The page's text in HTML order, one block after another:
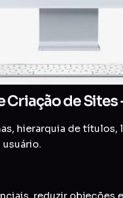
Criação de Sites
hierarquia de